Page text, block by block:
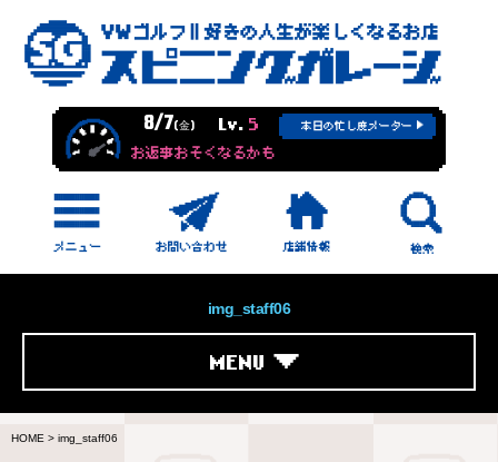
8/7(金) Lv. 5 本日の忙し度メーター
お返事おそくなるかも
img_staff06
MENU
HOME > img_staff06